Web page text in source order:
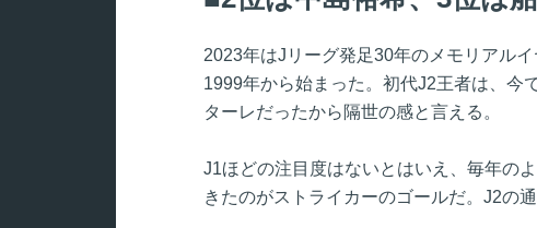
2023年はJリーグ発足30年のメモリアル
1999年から始まった。初代J2王者は、今
ターレだったから隔世の感と言える。
J1ほどの注目度はないとはいえ、毎年の
きたのがストライカーのゴールだ。J2の